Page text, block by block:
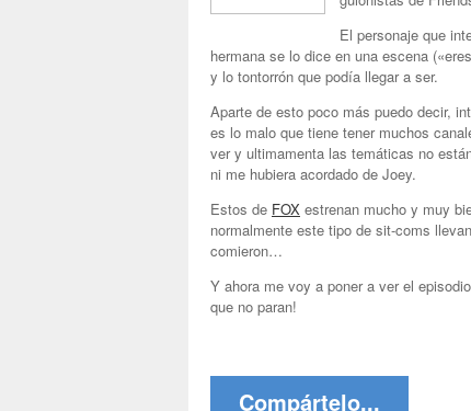
El personaje que
hermana se lo dice en una escena
y lo tontorrón que podía llegar a ser.
Aparte de esto poco más puedo decir,
es lo malo que tiene tener muchos
ver y ultimamenta las temáticas no
ni me hubiera acordado de Joey.
Estos de FOX estrenan mucho y muy
normalmente este tipo de sit-coms
comieron…
Y ahora me voy a poner a ver el
que no paran!
Compártelo...